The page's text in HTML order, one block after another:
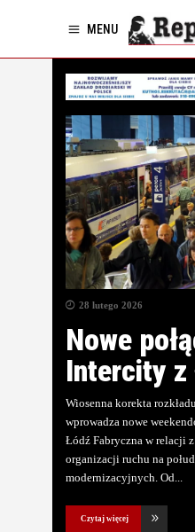
MENU
28 lutego 2026
Nowe
Intercity z
Wiosenna korekta
wprowadza nowe
Łódź Fabryczna w relacji
organizacji ruchu na
modernizacyjnych. Od
Czytaj więcej